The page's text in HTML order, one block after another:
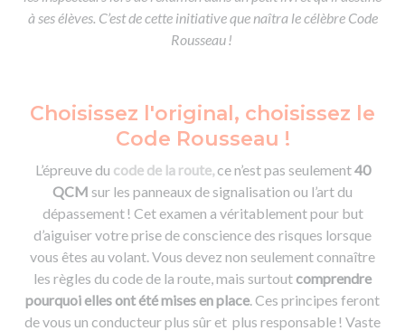
à ses élèves. C’est de cette initiative que naîtra le célèbre Code
Rousseau !
Choisissez l'original, choisissez le
Code Rousseau !
L’épreuve du code de la route,ce n’est pas seulement40
QCM sur les panneaux de signalisation ou l’art du
dépassement ! Cet examen a véritablement pour but
d’aiguiser votre prise de conscience des risques lorsque
vous êtes au volant. Vous devez non seulement connaître
les règles du code de la route, mais surtoutcomprendre
pourquoi elles ont été mises en place. Ces principes feront
de vous un conducteur plus sûr et plus responsable ! Vaste